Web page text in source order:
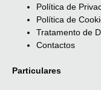
Política de
Política de
Tratamento de
Contactos
Particulares